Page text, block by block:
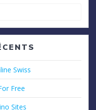
Swiss
Free
Sites